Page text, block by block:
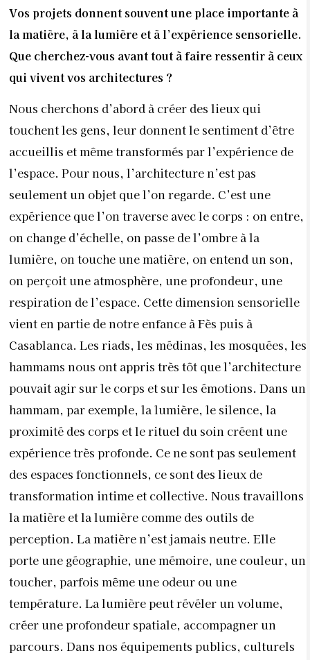
Vos projets donnent souvent une place importante à
la matière, à la lumière et à l’expérience sensorielle.
Que cherchez-vous avant tout à faire ressentir à ceux
qui vivent vos architectures ?
Nous cherchons d’abord à créer des lieux qui
touchent les gens, leur donnent le sentiment d’être
accueillis et même transformés par l’expérience de
l’espace. Pour nous, l’architecture n’est pas
seulement un objet que l’on regarde. C’est une
expérience que l’on traverse avec le corps : on entre,
on change d’échelle, on passe de l’ombre à la
lumière, on touche une matière, on entend un son,
on perçoit une atmosphère, une profondeur, une
respiration de l’espace. Cette dimension sensorielle
vient en partie de notre enfance à Fès puis à
Casablanca. Les riads, les médinas, les mosquées, les
hammams nous ont appris très tôt que l’architecture
pouvait agir sur le corps et sur les émotions. Dans un
hammam, par exemple, la lumière, le silence, la
proximité des corps et le rituel du soin créent une
expérience très profonde. Ce ne sont pas seulement
des espaces fonctionnels, ce sont des lieux de
transformation intime et collective. Nous travaillons
la matière et la lumière comme des outils de
perception. La matière n’est jamais neutre. Elle
porte une géographie, une mémoire, une couleur, un
toucher, parfois même une odeur ou une
température. La lumière peut révéler un volume,
créer une profondeur spatiale, accompagner un
parcours. Dans nos équipements publics, culturels